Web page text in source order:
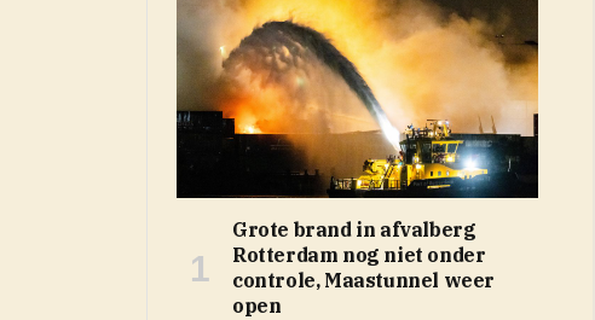
Grote brand in afvalberg
Rotterdam nog niet onder
controle, Maastunnel weer
open